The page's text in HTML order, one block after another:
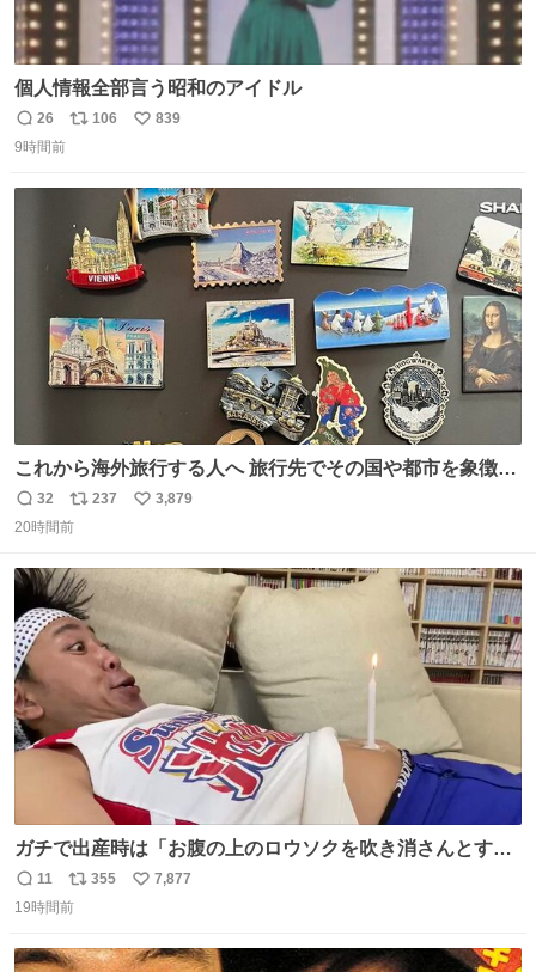
個人情報全部言う昭和のアイドル
返
信
26
リ
数
106
い
数
839
9時間前
これから海外旅行する人へ 旅行先でその国や都市を象徴す
る マグネットを買って欲しい。 僕は交換留学してた1年間
で20カ国回ったけど、旅行先で必ずマグネットを買い、今
どそれぞれのマグネットを見る度に旅の思い出が鮮明によ
みがえります。
返
信
32
リ
ポ
ト
数
237
い
数
3,879
20時間前
ガチで出産時は「お腹の上のロウソクを吹き消さんとする
サンシャイン池崎」だったし、お産後の股裂け状態でのト
イレは「とにかく明るい安村の体勢」が1番楽
返
信
11
リ
ポ
ト
355
い
数
7,877
19時間前